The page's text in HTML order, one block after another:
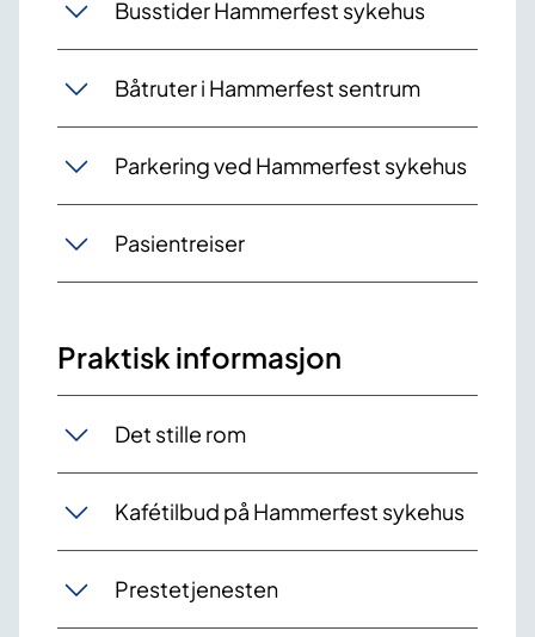
Busstider Hammerfest sykehus
Båtruter i Hammerfest sentrum
Parkering ved Hammerfest sykehus
Pasientreiser
Praktisk informasjon
Det stille rom
Kafétilbud på Hammerfest sykehus
Prestetjenesten